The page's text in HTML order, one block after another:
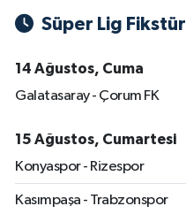
Süper Lig Fikstür
14 Ağustos, Cuma
Galatasaray - Çorum FK
15 Ağustos, Cumartesi
Konyaspor - Rizespor
Kasımpaşa - Trabzonspor